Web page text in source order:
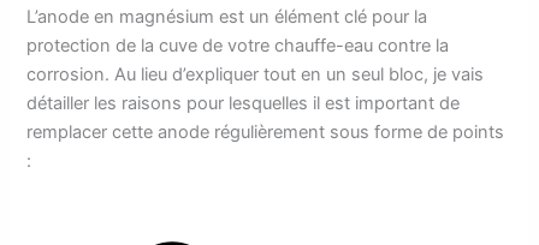
L’anode en magnésium est un élément clé pour la
protection de la cuve de votre chauffe-eau contre la
corrosion. Au lieu d’expliquer tout en un seul bloc, je vais
détailler les raisons pour lesquelles il est important de
remplacer cette anode régulièrement sous forme de points
: